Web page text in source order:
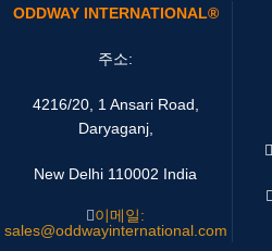
ODDWAY INTERNATIONAL®
주소:
4216/20, 1 Ansari Road,
Daryaganj,
New Delhi 110002 India
이메일:
sales@oddwayinternational.com